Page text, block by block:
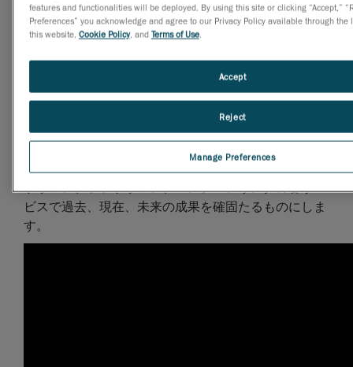
革新に向けた考え方に至るそれぞれの道のりが浮き彫
りになります。この考え方は、メトロロジー市場、す
する一貫した取り組みを拠り所とします。Creaformの
成功は、直観的ツールでスキャンや測定をしたときの
満足度と歩みを進めながら築いていく人とのつなが
り、そして、顧客が追い求めるものに波及的効果を及
ぼせるかにかかっています。
そこで、Creaformは革新を体験する力を活用し、ハー
ドウェア、ソフトウェア、エンジニアリングの各サー
ビスで過去、現在、未来の成果を確固たるものにしま
す。
features and functionalities will be deployed. By using this site or clicking “Accept,”
Preferences” you acknowledge and agree to our Privacy Policy available through
this website, Cookie Policy, and Terms of Use.
Manage Preferences
Reject
Accept